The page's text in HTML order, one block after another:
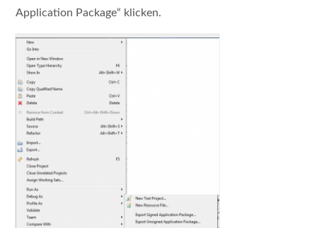
Application Package“ klicken.